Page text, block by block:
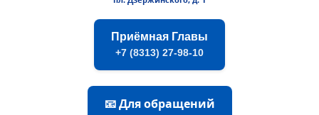
Приёмная Главы
+7 (8313) 27-98-10
📧 Для обращений